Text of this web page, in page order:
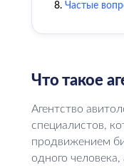
Частые
Что такое
Агентство
специалистов,
продвижением
одного человека,